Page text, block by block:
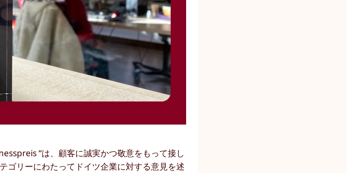
“は、顧客に誠実かつ敬意をもって接し
ゴリーにわたってドイツ企業に対する意見を述